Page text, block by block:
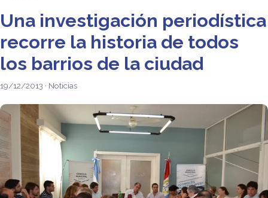
Una investigación periodística
recorre la historia de todos
los barrios de la ciudad
19/12/2013 · Noticias